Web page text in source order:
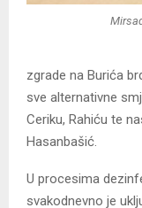
zgrade na Burića
sve alternativne
Ceriku, Rahiću te
Hasanbašić.
U procesima
svakodnevno je